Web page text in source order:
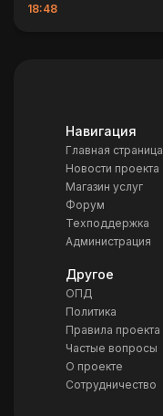
18:48
Навигация
Главная страница
Новости проекта
Магазин услуг
Форум
Техподдержка
Администрация
Другое
ОПД
Политика
Правила проекта
Частые вопросы
О проекте
Сотрудничество